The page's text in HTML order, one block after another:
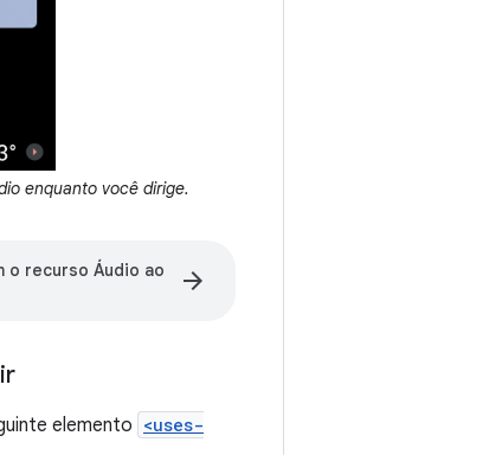
enquanto você dirige.
o recurso Áudio ao
arrow_forward
elemento <uses-